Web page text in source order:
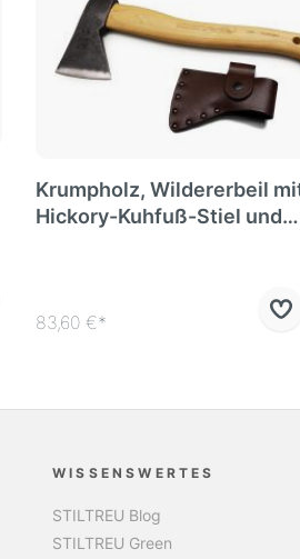
Krumpholz, Wildererbeil
Hickory-Kuhfuß-Stiel und
83,60 €*
WISSENSWERTES
STILTREU Blog
STILTREU Green